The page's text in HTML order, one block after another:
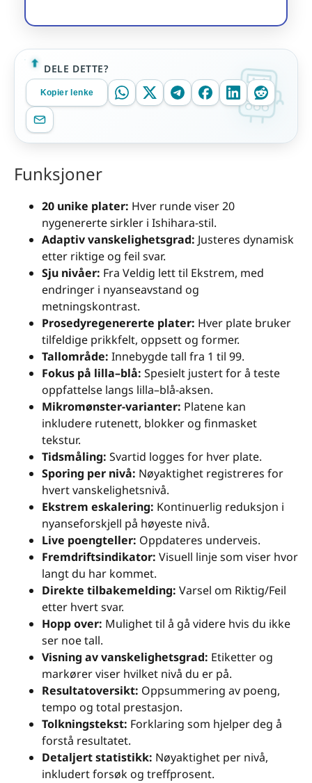
DELE DETTE?
Kopier lenke
Funksjoner
20 unike plater: Hver runde viser 20
nygenererte sirkler i Ishihara-stil.
Adaptiv vanskelighetsgrad: Justeres dynamisk
etter riktige og feil svar.
Sju nivåer: Fra Veldig lett til Ekstrem, med
endringer i nyanseavstand og
metningskontrast.
Prosedyregenererte plater: Hver plate bruker
tilfeldige prikkfelt, oppsett og former.
Tallområde: Innebygde tall fra 1 til 99.
Fokus på lilla–blå: Spesielt justert for å teste
oppfattelse langs lilla–blå-aksen.
Mikromønster-varianter: Platene kan
inkludere rutenett, blokker og finmasket
tekstur.
Tidsmåling: Svartid logges for hver plate.
Sporing per nivå: Nøyaktighet registreres for
hvert vanskelighetsnivå.
Ekstrem eskalering: Kontinuerlig reduksjon i
nyanseforskjell på høyeste nivå.
Live poengteller: Oppdateres underveis.
Fremdriftsindikator: Visuell linje som viser hvor
langt du har kommet.
Direkte tilbakemelding: Varsel om Riktig/Feil
etter hvert svar.
Hopp over: Mulighet til å gå videre hvis du ikke
ser noe tall.
Visning av vanskelighetsgrad: Etiketter og
markører viser hvilket nivå du er på.
Resultatoversikt: Oppsummering av poeng,
tempo og total prestasjon.
Tolkningstekst: Forklaring som hjelper deg å
forstå resultatet.
Detaljert statistikk: Nøyaktighet per nivå,
inkludert forsøk og treffprosent.